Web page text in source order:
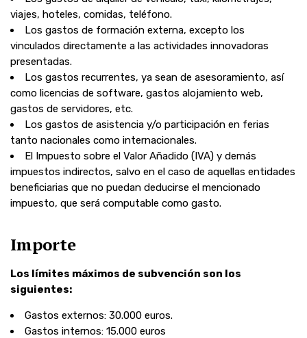
viajes, hoteles, comidas, teléfono.
Los gastos de formación externa, excepto los
vinculados directamente a las actividades innovadoras
presentadas.
Los gastos recurrentes, ya sean de asesoramiento, así
como licencias de software, gastos alojamiento web,
gastos de servidores, etc.
Los gastos de asistencia y/o participación en ferias
tanto nacionales como internacionales.
El Impuesto sobre el Valor Añadido (IVA) y demás
impuestos indirectos, salvo en el caso de aquellas entidades
beneficiarias que no puedan deducirse el mencionado
impuesto, que será computable como gasto.
Importe
Los límites máximos de subvención son los
siguientes:
Gastos externos: 30.000 euros.
Gastos internos: 15.000 euros